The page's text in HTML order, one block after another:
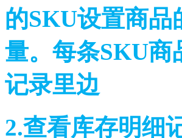
的SKU设置商品
量。每条SKU商
记录里边
2.查看库存明